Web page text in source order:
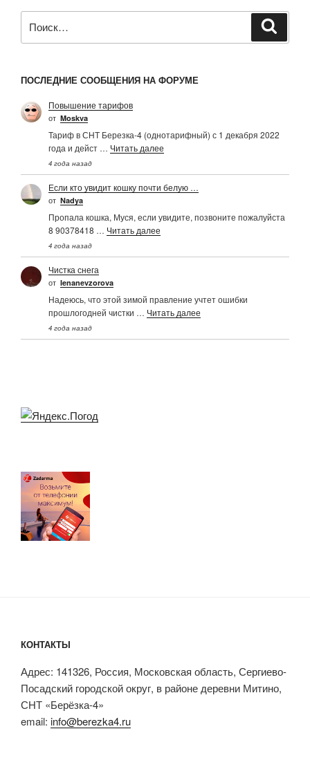
ПОСЛЕДНИЕ СООБЩЕНИЯ НА ФОРУМЕ
Повышение тарифов
от Moskva
Тариф в СНТ Березка-4 (однотарифный) с 1 декабря 2022
года и дейст … Читать далее
4 года назад
Если кто увидит кошку почти белую …
от Nadya
Пропала кошка, Муся, если увидите, позвоните пожалуйста
8 90378418 … Читать далее
4 года назад
Чистка снега
от Ienanevzorova
Надеюсь, что этой зимой правление учтет ошибки
прошлогодней чистки … Читать далее
4 года назад
КОНТАКТЫ
Адрес: 141326, Россия, Московская область, Сергиево-
Посадский городской округ, в районе деревни Митино,
СНТ «Берёзка-4»
email: info@berezka4.ru